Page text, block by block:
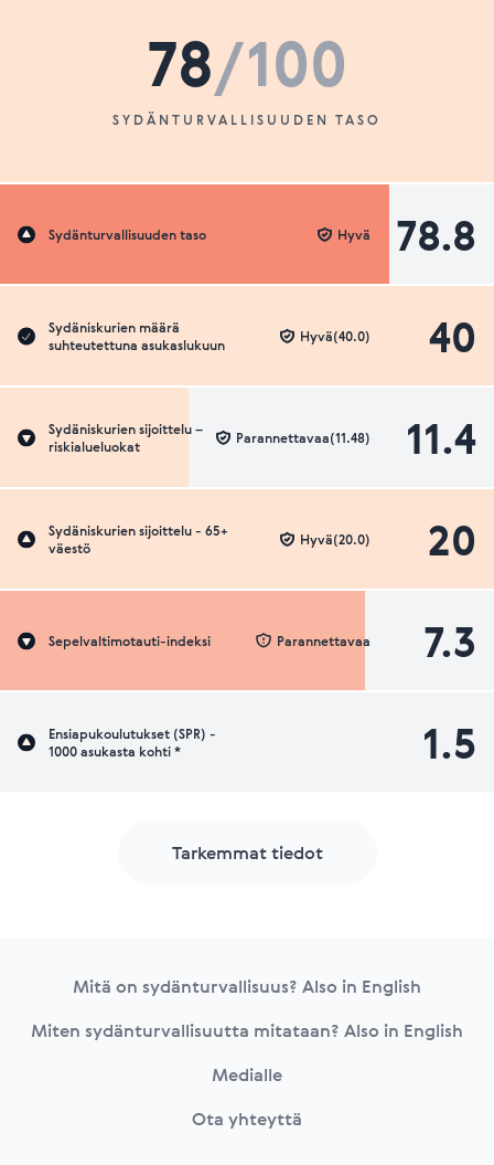
78/100
SYDÄNTURVALLISUUDEN TASO
Sydänturvallisuuden taso 78.8
Hyvä
Sydäniskurien määrä
suhteutettuna asukaslukuun
40
Hyvä(40.0)
Sydäniskurien sijoittelu –
riskialueluokat
11.4
Parannettavaa(11.48)
Sydäniskurien sijoittelu - 65+
väestö
20
Hyvä(20.0)
Sepelvaltimotauti-indeksi 7.3
Parannettavaa
Ensiapukoulutukset (SPR) -
1000 asukasta kohti *
1.5
Tarkemmat tiedot
Mitä on sydänturvallisuus? Also in English
Miten sydänturvallisuutta mitataan? Also in English
Medialle
Ota yhteyttä